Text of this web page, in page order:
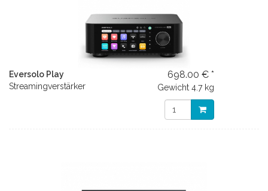
Eversolo Play
Streamingverstärker
698.00 € *
Gewicht 4.7 kg